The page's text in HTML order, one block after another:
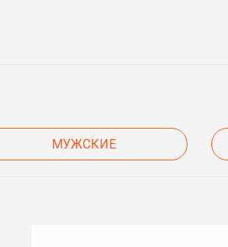
МУЖСКИЕ